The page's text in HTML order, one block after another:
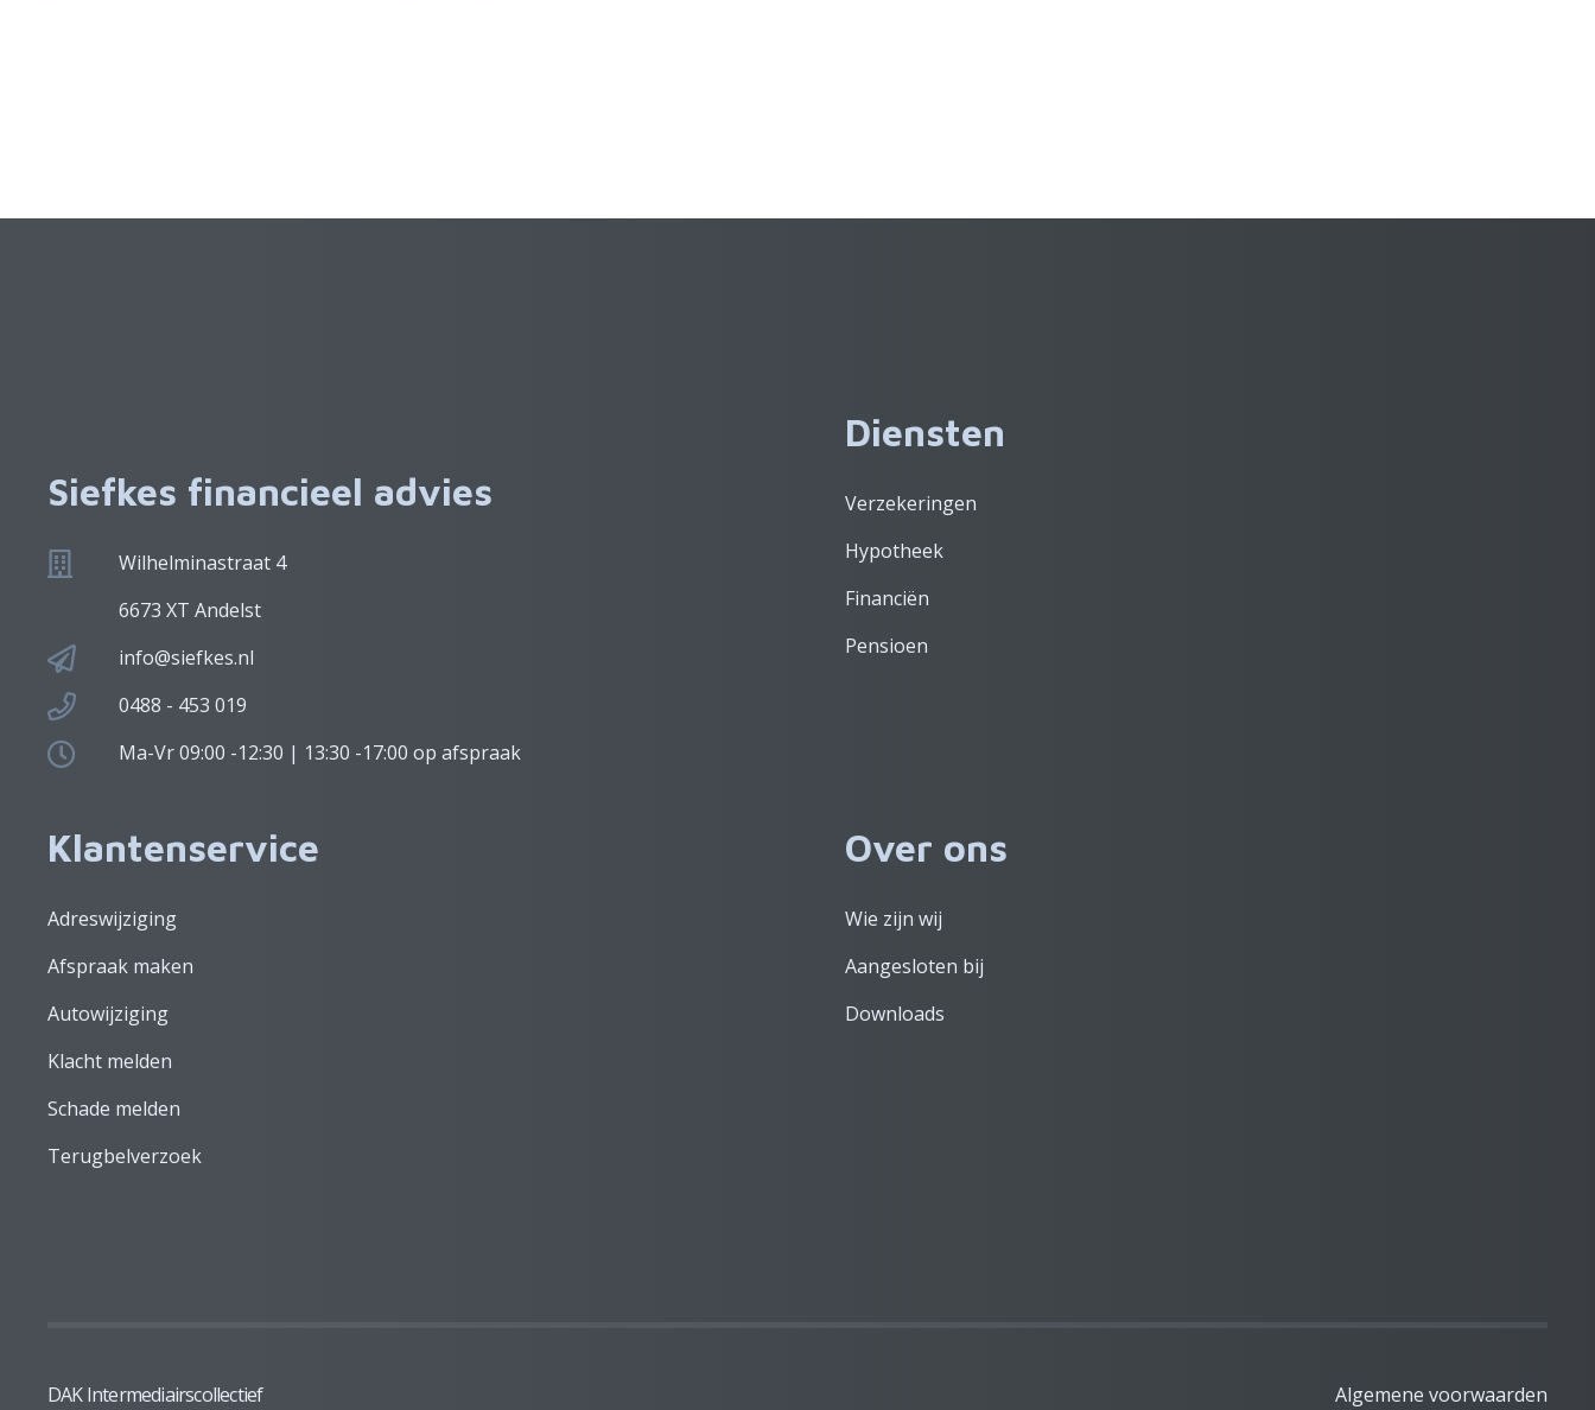
Siefkes financieel advies
Wilhelminastraat 4
6673 XT Andelst
info@siefkes.nl
0488 - 453 019
Ma-Vr 09:00 -12:30 | 13:30 -17:00 op afspraak
Diensten
Verzekeringen
Hypotheek
Financiën
Pensioen
Klantenservice
Adreswijziging
Afspraak maken
Autowijziging
Klacht melden
Schade melden
Terugbelverzoek
Over ons
Wie zijn wij
Aangesloten bij
Downloads
DAK Intermediairscollectief Algemene voorwaarden